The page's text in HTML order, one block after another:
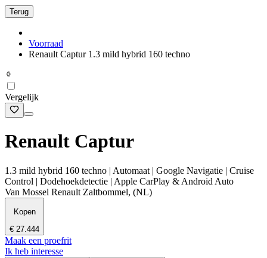
Terug
Voorraad
Renault Captur 1.3 mild hybrid 160 techno
Vergelijk
Renault Captur
1.3 mild hybrid 160 techno | Automaat | Google Navigatie | Cruise
Control | Dodehoekdetectie | Apple CarPlay & Android Auto
Van Mossel Renault Zaltbommel, (NL)
Kopen
€ 27.444
Maak een proefrit
Ik heb interesse